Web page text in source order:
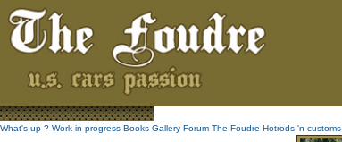
What's up ? Work in progress Books Gallery Forum The Foudre Hotrods 'n customs